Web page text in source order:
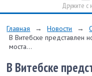
Дружите с
Главная → Новости →
В Витебске представлен
моста...
В Витебске